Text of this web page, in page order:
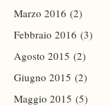
Marzo 2016 (2)
Febbraio 2016 (3)
Agosto 2015 (2)
Giugno 2015 (2)
Maggio 2015 (5)